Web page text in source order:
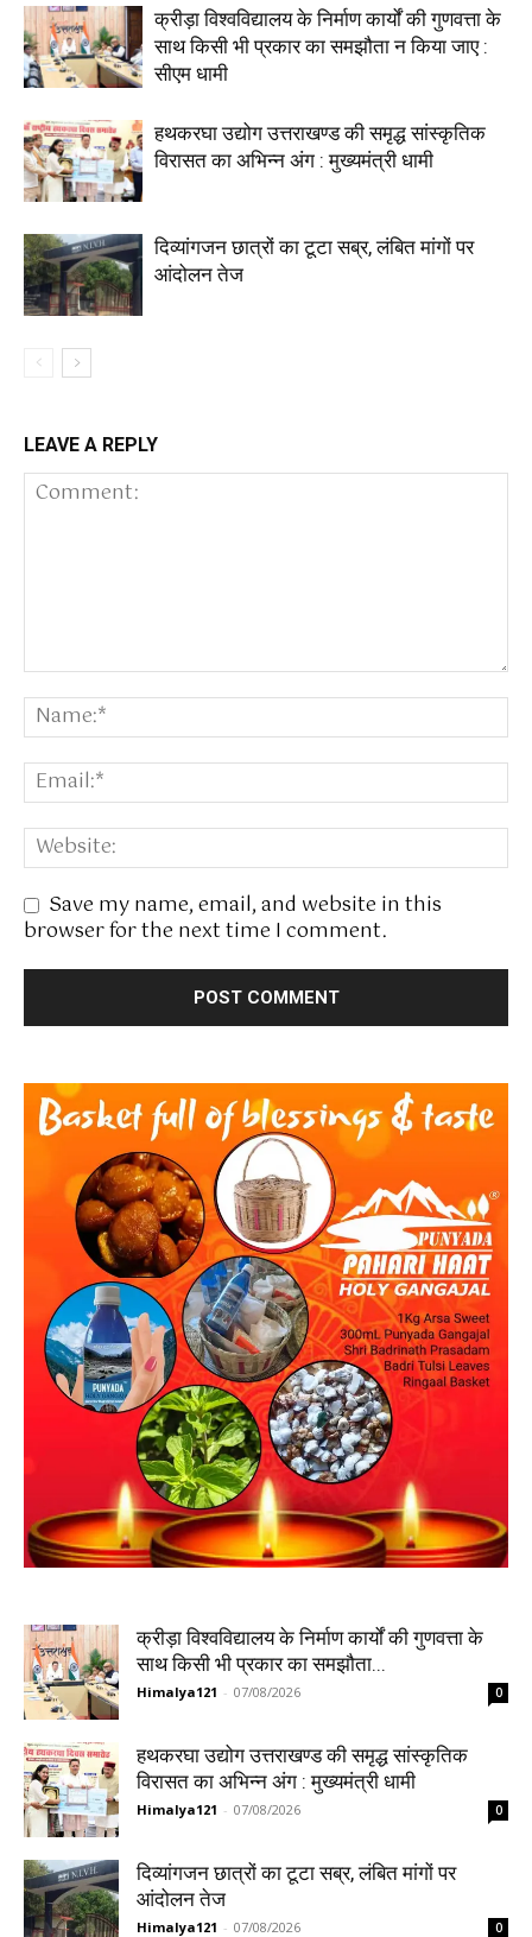
क्रीड़ा विश्वविद्यालय के निर्माण कार्यों की गुणवत्ता के
साथ किसी भी प्रकार का समझौता न किया जाए :
सीएम धामी
हथकरघा उद्योग उत्तराखण्ड की समृद्ध सांस्कृतिक
विरासत का अभिन्न अंग : मुख्यमंत्री धामी
दिव्यांगजन छात्रों का टूटा सब्र, लंबित मांगों पर
आंदोलन तेज
LEAVE A REPLY
Save my name, email, and website in this
browser for the next time I comment.
क्रीड़ा विश्वविद्यालय के निर्माण कार्यों की गुणवत्ता के
साथ किसी भी प्रकार का समझौता...
Himalya121 - 07/08/2026 0
हथकरघा उद्योग उत्तराखण्ड की समृद्ध सांस्कृतिक
विरासत का अभिन्न अंग : मुख्यमंत्री धामी
Himalya121 - 07/08/2026 0
दिव्यांगजन छात्रों का टूटा सब्र, लंबित मांगों पर
आंदोलन तेज
Himalya121 - 07/08/2026 0